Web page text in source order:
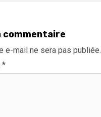
commentaire
e-mail ne sera pas publiée.
*